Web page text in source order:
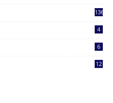
136
4
6
12